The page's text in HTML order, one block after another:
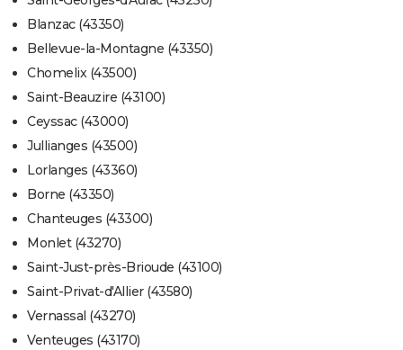
Blanzac (43350)
Bellevue-la-Montagne (43350)
Chomelix (43500)
Saint-Beauzire (43100)
Ceyssac (43000)
Jullianges (43500)
Lorlanges (43360)
Borne (43350)
Chanteuges (43300)
Monlet (43270)
Saint-Just-près-Brioude (43100)
Saint-Privat-d'Allier (43580)
Vernassal (43270)
Venteuges (43170)